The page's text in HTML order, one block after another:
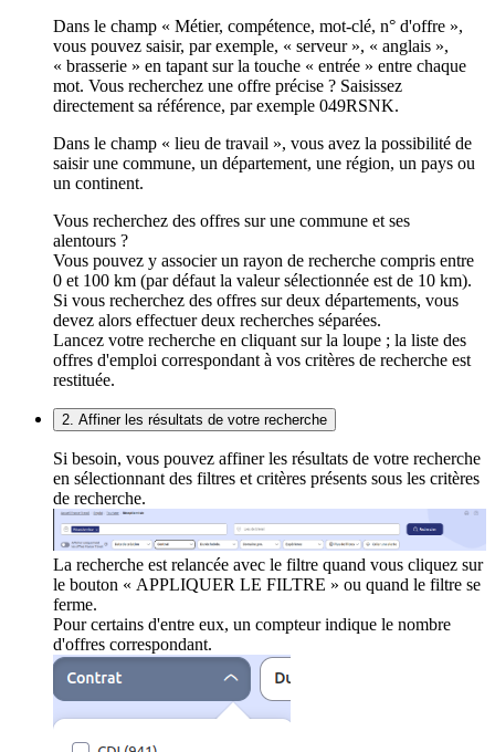
Dans le champ « Métier, compétence, mot-clé, n° d'offre »,
vous pouvez saisir, par exemple, « serveur », « anglais »,
« brasserie » en tapant sur la touche « entrée » entre chaque
mot. Vous recherchez une offre précise ? Saisissez
directement sa référence, par exemple 049RSNK.
Dans le champ « lieu de travail », vous avez la possibilité de
saisir une commune, un département, une région, un pays ou
un continent.
Vous recherchez des offres sur une commune et ses
alentours ?
Vous pouvez y associer un rayon de recherche compris entre
0 et 100 km (par défaut la valeur sélectionnée est de 10 km).
Si vous recherchez des offres sur deux départements, vous
devez alors effectuer deux recherches séparées.
Lancez votre recherche en cliquant sur la loupe ; la liste des
offres d'emploi correspondant à vos critères de recherche est
restituée.
2. Affiner les résultats de votre recherche
Si besoin, vous pouvez affiner les résultats de votre recherche
en sélectionnant des filtres et critères présents sous les critères
de recherche.
La recherche est relancée avec le filtre quand vous cliquez sur
le bouton « APPLIQUER LE FILTRE » ou quand le filtre se
ferme.
Pour certains d'entre eux, un compteur indique le nombre
d'offres correspondant.